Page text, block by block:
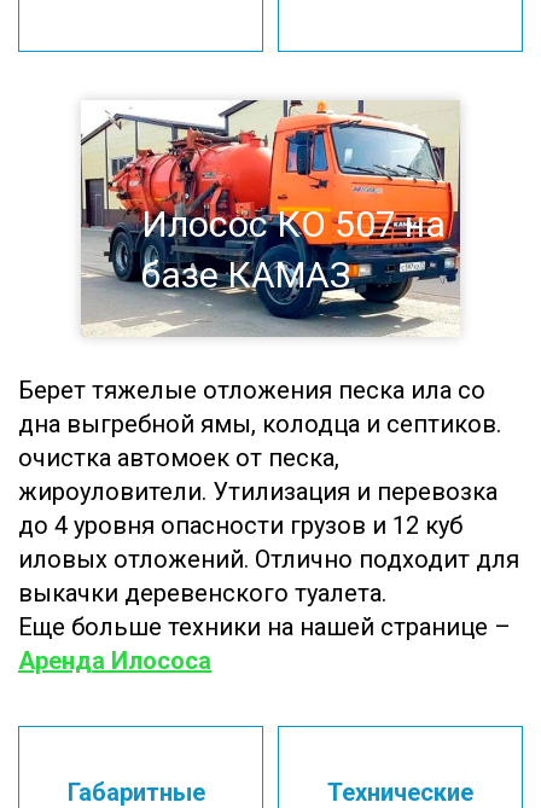
Илосос КО 507 на
базе КАМАЗ
Берет тяжелые отложения песка ила со
дна выгребной ямы, колодца и септиков.
очистка автомоек от песка,
жироуловители. Утилизация и перевозка
до 4 уровня опасности грузов и 12 куб
иловых отложений. Отлично подходит для
выкачки деревенского туалета.
Еще больше техники на нашей странице –
Аренда Илососа
Габаритные
Технические